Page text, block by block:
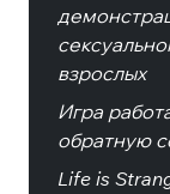
взрослых
Игра
обратную
Life is